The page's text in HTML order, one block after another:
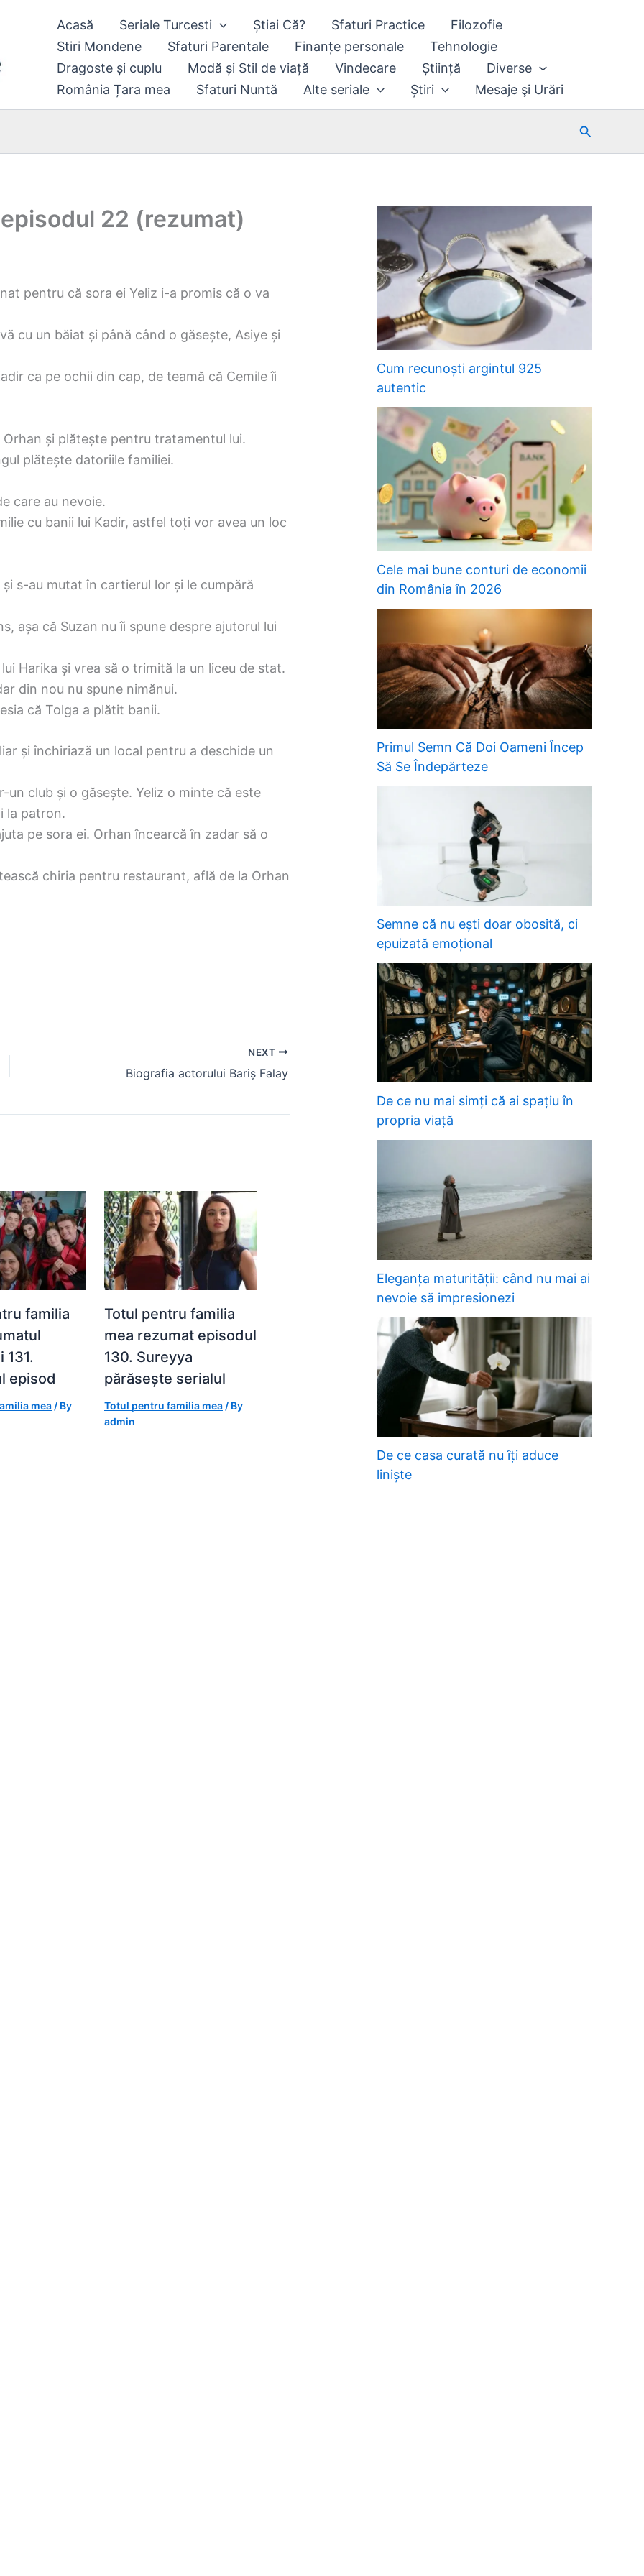
Acasă Seriale Turcesti Știai Că? Sfaturi Practice
Filozofie
Stiri Mondene
Sfaturi Parentale Finanțe personale
Tehnologie
Dragoste și cuplu
Modă și Stil de viață Vindecare Știință
Diverse
România Țara mea
Sfaturi Nuntă Alte seriale Știri Mesaje şi Urări
Search
22 (rezumat)
pentru că sora ei Yeliz i-a promis că o va
cu un băiat și până când o găsește, Asiye și
ca pe ochii din cap, de teamă că Cemile îi
și plătește pentru tratamentul lui.
plătește datoriile familiei.
care au nevoie.
cu banii lui Kadir, astfel toți vor avea un loc
s-au mutat în cartierul lor și le cumpără
așa că Suzan nu îi spune despre ajutorul lui
Harika și vrea să o trimită la un liceu de stat.
din nou nu spune nimănui.
că Tolga a plătit banii.
și închiriază un local pentru a deschide un
club și o găsește. Yeliz o minte că este
la patron.
pe sora ei. Orhan încearcă în zadar să o
chiria pentru restaurant, află de la Orhan
NEXT
Biografia actorului Bariș Falay
familia
131.
episod
mea / By
Totul pentru familia
mea rezumat episodul
130. Sureyya
părăsește serialul
Totul pentru familia mea / By
admin
Cum recunoști argintul 925
autentic
Cele mai bune conturi de economii
din România în 2026
Primul Semn Că Doi Oameni Încep
Să Se Îndepărteze
Semne că nu ești doar obosită, ci
epuizată emoțional
De ce nu mai simți că ai spațiu în
propria viață
Eleganța maturității: când nu mai ai
nevoie să impresionezi
De ce casa curată nu îți aduce
liniște